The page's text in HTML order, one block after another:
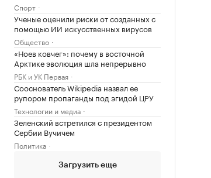
Спорт
Ученые оценили риски от созданных с
помощью ИИ искусственных вирусов
Общество
«Ноев ковчег»: почему в восточной
Арктике эволюция шла непрерывно
РБК и УК Первая
Сооснователь Wikipedia назвал ее
рупором пропаганды под эгидой ЦРУ
Технологии и медиа
Зеленский встретился с президентом
Сербии Вучичем
Политика
Загрузить еще